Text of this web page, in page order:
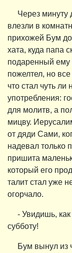
Через минуту
влезли в
прихожей Бум
хата, куда папа
подаренный ему
пожелтел, но
что стал чуть ли
употребления:
для молитв, а
мицву.
от дяди Сами,
надевал только
пришита
который его
талит стал уже
огорчало.
- Увидишь,
субботу!
Бум вынул из